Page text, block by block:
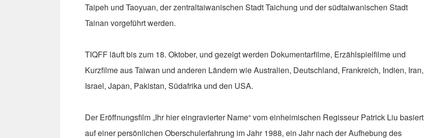
Taipeh und Taoyuan, der zentraltaiwanischen Stadt Taichung und der südtaiwanischen Stadt
Tainan vorgeführt werden.
TIQFF läuft bis zum 18. Oktober, und gezeigt werden Dokumentarfilme, Erzählspielfilme und
Kurzfilme aus Taiwan und anderen Ländern wie Australien, Deutschland, Frankreich, Indien, Iran,
Israel, Japan, Pakistan, Südafrika und den USA.
Der Eröffnungsfilm „Ihr hier eingravierter Name“ vom einheimischen Regisseur Patrick Liu basiert
auf einer persönlichen Oberschulerfahrung im Jahr 1988, ein Jahr nach der Aufhebung des